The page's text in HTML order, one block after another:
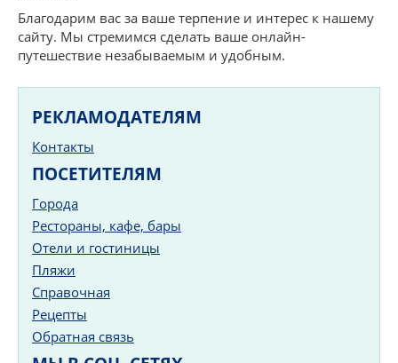
Благодарим вас за ваше терпение и интерес к нашему
сайту. Мы стремимся сделать ваше онлайн-
путешествие незабываемым и удобным.
РЕКЛАМОДАТЕЛЯМ
Контакты
ПОСЕТИТЕЛЯМ
Города
Рестораны, кафе, бары
Отели и гостиницы
Пляжи
Справочная
Рецепты
Обратная связь